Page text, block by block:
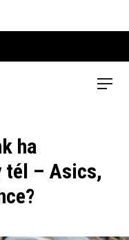
Menu
ha
tél – Asics,